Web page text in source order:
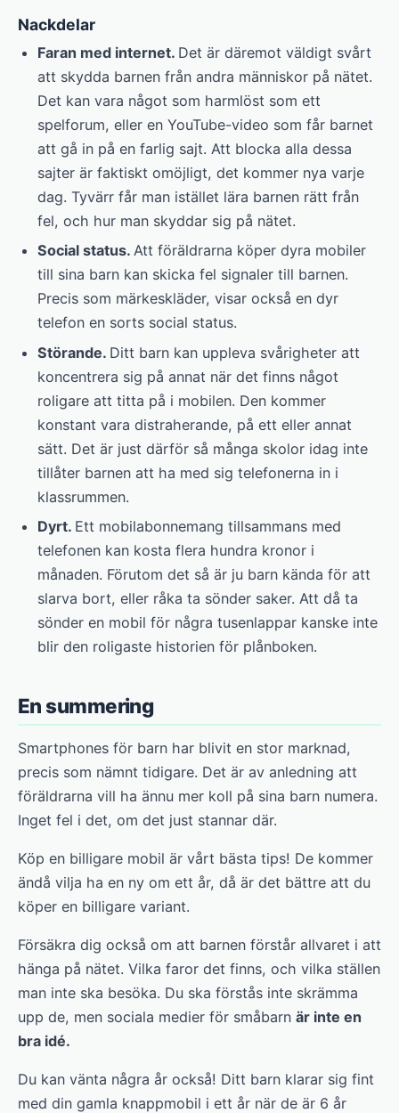
Nackdelar
Faran med internet. Det är däremot väldigt svårt
att skydda barnen från andra människor på nätet.
Det kan vara något som harmlöst som ett
spelforum, eller en YouTube-video som får barnet
att gå in på en farlig sajt. Att blocka alla dessa
sajter är faktiskt omöjligt, det kommer nya varje
dag. Tyvärr får man istället lära barnen rätt från
fel, och hur man skyddar sig på nätet.
Social status.Att föräldrarna köper dyra mobiler
till sina barn kan skicka fel signaler till barnen.
Precis som märkeskläder, visar också en dyr
telefon en sorts social status.
Störande. Ditt barn kan uppleva svårigheter att
koncentrera sig på annat när det finns något
roligare att titta på i mobilen. Den kommer
konstant vara distraherande, på ett eller annat
sätt. Det är just därför så många skolor idag inte
tillåter barnen att ha med sig telefonerna in i
klassrummen.
Dyrt. Ett mobilabonnemang tillsammans med
telefonen kan kosta flera hundra kronor i
månaden. Förutom det så är ju barn kända för att
slarva bort, eller råka ta sönder saker. Att då ta
sönder en mobil för några tusenlappar kanske inte
blir den roligaste historien för plånboken.
En summering
Smartphones för barn har blivit en stor marknad,
precis som nämnt tidigare. Det är av anledning att
föräldrarna vill ha ännu mer koll på sina barn numera.
Inget fel i det, om det just stannar där.
Köp en billigare mobil är vårt bästa tips! De kommer
ändå vilja ha en ny om ett år, då är det bättre att du
köper en billigare variant.
Försäkra dig också om att barnen förstår allvaret i att
hänga på nätet. Vilka faror det finns, och vilka ställen
man inte ska besöka. Du ska förstås inte skrämma
upp de, men sociala medier för småbarn är inte en
bra idé.
Du kan vänta några år också! Ditt barn klarar sig fint
med din gamla knappmobil i ett år när de är 6 år